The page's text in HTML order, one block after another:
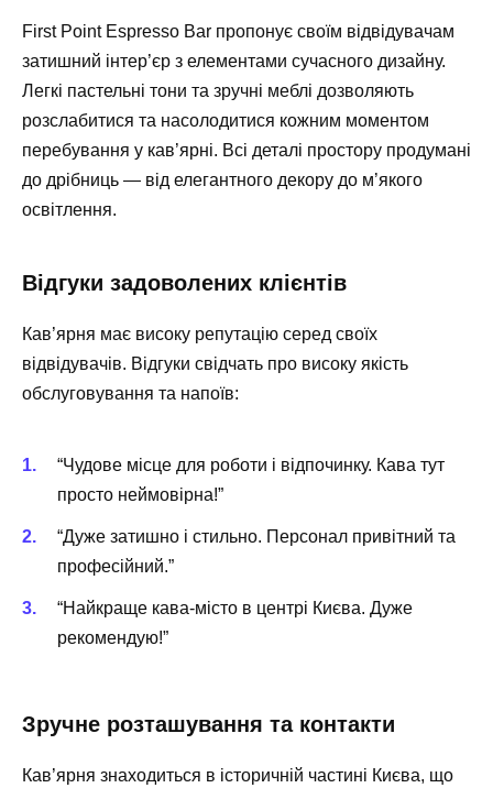
First Point Espresso Bar пропонує своїм відвідувачам
затишний інтер’єр з елементами сучасного дизайну.
Легкі пастельні тони та зручні меблі дозволяють
розслабитися та насолодитися кожним моментом
перебування у кав’ярні. Всі деталі простору продумані
до дрібниць — від елегантного декору до м’якого
освітлення.
Відгуки задоволених клієнтів
Кав’ярня має високу репутацію серед своїх
відвідувачів. Відгуки свідчать про високу якість
обслуговування та напоїв:
“Чудове місце для роботи і відпочинку. Кава тут
просто неймовірна!”
“Дуже затишно і стильно. Персонал привітний та
професійний.”
“Найкраще кава-місто в центрі Києва. Дуже
рекомендую!”
Зручне розташування та контакти
Кав’ярня знаходиться в історичній частині Києва, що